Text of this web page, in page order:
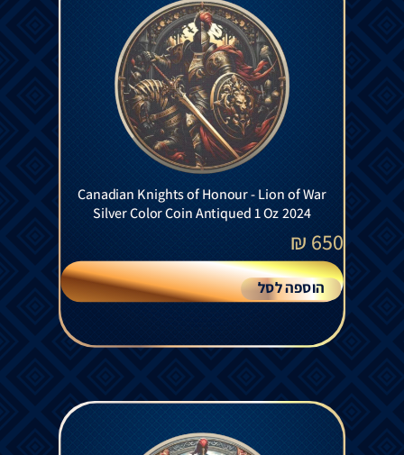
Canadian Knights of Honour - Lion of War
Silver Color Coin Antiqued 1 Oz 2024
650
₪
הוספה לסל